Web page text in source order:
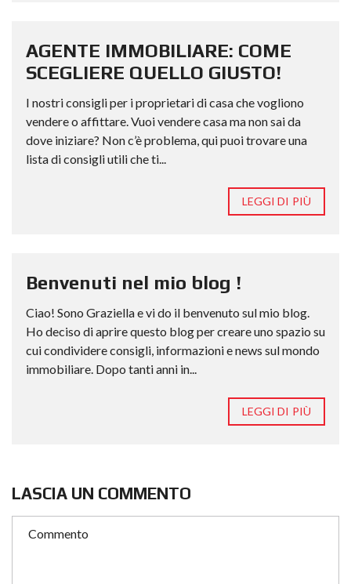
AGENTE IMMOBILIARE: COME
SCEGLIERE QUELLO GIUSTO!
I nostri consigli per i proprietari di casa che vogliono
vendere o affittare. Vuoi vendere casa ma non sai da
dove iniziare? Non c’è problema, qui puoi trovare una
lista di consigli utili che ti...
LEGGI DI PIÙ
Benvenuti nel mio blog !
Ciao! Sono Graziella e vi do il benvenuto sul mio blog.
Ho deciso di aprire questo blog per creare uno spazio su
cui condividere consigli, informazioni e news sul mondo
immobiliare. Dopo tanti anni in...
LEGGI DI PIÙ
LASCIA UN COMMENTO